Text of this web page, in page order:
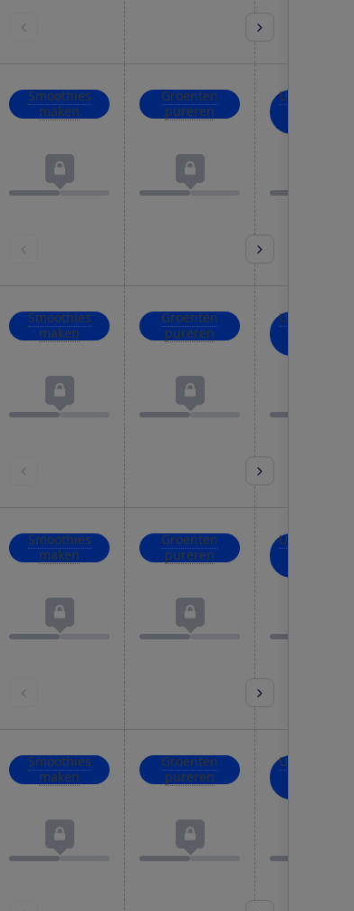
Smoothies
maken
Groenten
pureren
Uien,
Smoothies
maken
Groenten
pureren
Uien,
Smoothies
maken
Groenten
pureren
Uien,
Smoothies
maken
Groenten
pureren
Uien,